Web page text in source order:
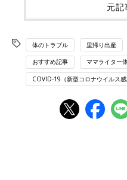
元記
体のトラブル 里帰り出産
おすすめ記事 ママライター
COVID-19（新型コロナウイルス感